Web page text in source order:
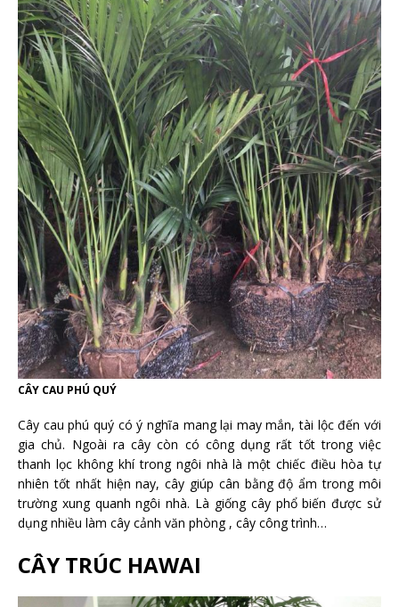
CÂY CAU PHÚ QUÝ
Cây cau phú quý có ý nghĩa mang lại may mắn, tài lộc đến với
gia chủ. Ngoài ra cây còn có công dụng rất tốt trong việc
thanh lọc không khí trong ngôi nhà là một chiếc điều hòa tự
nhiên tốt nhất hiện nay, cây giúp cân bằng độ ẩm trong môi
trường xung quanh ngôi nhà. Là giống cây phổ biến được sử
dụng nhiều làm cây cảnh văn phòng , cây công trình…
CÂY TRÚC HAWAI